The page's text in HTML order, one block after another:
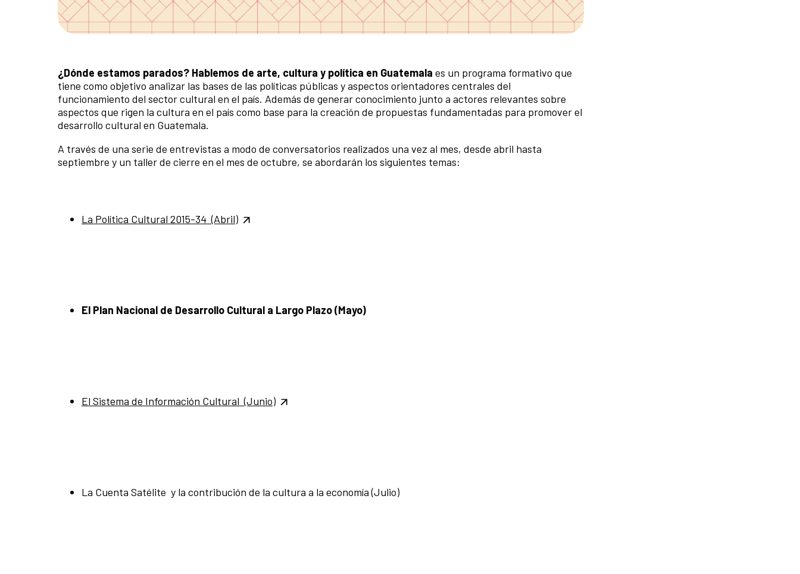
¿Dónde estamos parados? Hablemos de arte, cultura y política en Guatemala es un programa formativo que
tiene como objetivo analizar las bases de las políticas públicas y aspectos orientadores centrales del
funcionamiento del sector cultural en el país. Además de generar conocimiento junto a actores relevantes sobre
aspectos que rigen la cultura en el país como base para la creación de propuestas fundamentadas para promover el
desarrollo cultural en Guatemala.
A través de una serie de entrevistas a modo de conversatorios realizados una vez al mes, desde abril hasta
septiembre y un taller de cierre en el mes de octubre, se abordarán los siguientes temas:
La Política Cultural 2015-34 (Abril)
El Plan Nacional de Desarrollo Cultural a Largo Plazo (Mayo)
El Sistema de Información Cultural (Junio)
La Cuenta Satélite y la contribución de la cultura a la economía (Julio)